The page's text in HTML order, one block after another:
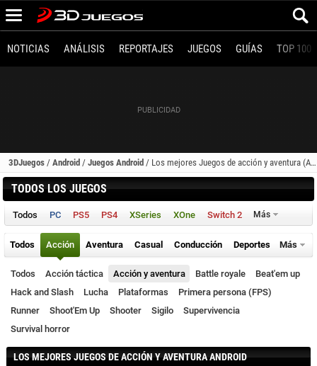
NOTICIAS ANÁLISIS REPORTAJES JUEGOS GUÍAS TOP 100
3DJuegos / Android / Juegos Android / Los mejores Juegos de acción y aventura (Android)
TODOS LOS JUEGOS
Todos PC PS5 PS4 XSeries XOne Switch 2 Más
Todos Acción Aventura Casual Conducción Deportes Más
Todos Acción táctica Acción y aventura Battle royale
Beat'em up
Hack and Slash
Lucha Plataformas
Primera persona (FPS)
Runner
Shoot'Em Up Shooter Sigilo
Supervivencia
Survival horror
LOS MEJORES JUEGOS DE ACCIÓN Y AVENTURA ANDROID